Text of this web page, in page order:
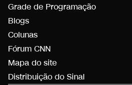
Grade de Programação
Blogs
Colunas
Fórum CNN
Mapa do site
Distribuição do Sinal